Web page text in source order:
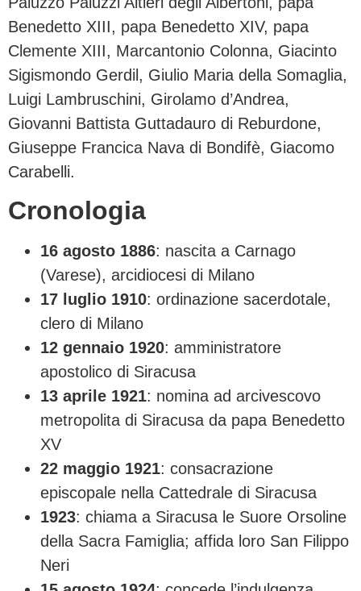
Benedetto XIII, papa Benedetto XIV, papa
Clemente XIII, Marcantonio Colonna, Giacinto
Sigismondo Gerdil, Giulio Maria della Somaglia,
Luigi Lambruschini, Girolamo d’Andrea,
Giovanni Battista Guttadauro di Reburdone,
Giuseppe Francica Nava di Bondifè, Giacomo
Carabelli.
Cronologia
16 agosto 1886: nascita a Carnago
(Varese), arcidiocesi di Milano
17 luglio 1910: ordinazione sacerdotale,
clero di Milano
12 gennaio 1920: amministratore
apostolico di Siracusa
13 aprile 1921: nomina ad arcivescovo
metropolita di Siracusa da papa Benedetto
XV
22 maggio 1921: consacrazione
episcopale nella Cattedrale di Siracusa
1923: chiama a Siracusa le Suore Orsoline
della Sacra Famiglia; affida loro San Filippo
Neri